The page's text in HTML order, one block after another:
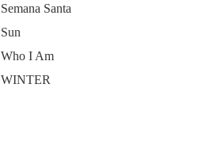
Semana Santa
Sun
Who I Am
WINTER